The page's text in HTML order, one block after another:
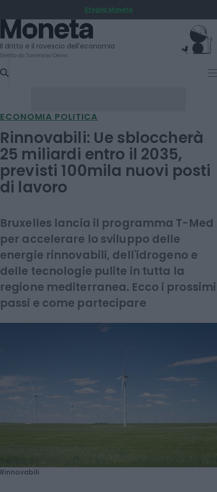
TO
CONTENT
Sfoglia Moneta
Moneta
Il dritto e il rovescio dell'economia
Diretto da Tommaso Cerno
ECONOMIA POLITICA
Rinnovabili: Ue sbloccherà
25 miliardi entro il 2035,
previsti 100mila nuovi posti
di lavoro
Bruxelles lancia il programma T-Med
per accelerare lo sviluppo delle
energie rinnovabili, dell'idrogeno e
delle tecnologie pulite in tutta la
regione mediterranea. Ecco i prossimi
passi e come partecipare
Rinnovabili